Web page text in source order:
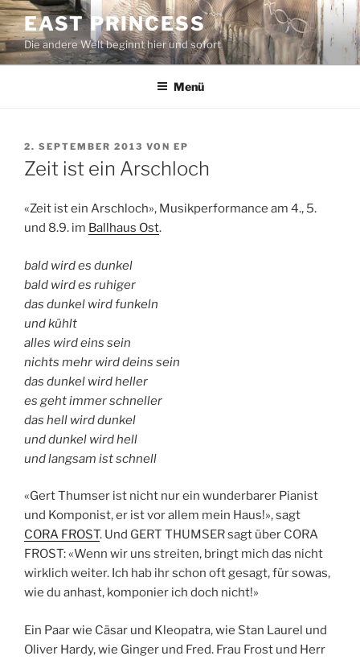
Zum
Inhalt
springen
EAST PRINCESS
Die andere Welt beginnt hier und sofort
Menü
VERÖFFENTLICHT
AM
2. SEPTEMBER 2013 VON EP
Zeit ist ein Arschloch
«Zeit ist ein Arschloch», Musikperformance am 4., 5.
und 8.9. im Ballhaus Ost.
bald wird es dunkel
bald wird es ruhiger
das dunkel wird funkeln
und kühlt
alles wird eins sein
nichts mehr wird deins sein
das dunkel wird heller
es geht immer schneller
das hell wird dunkel
und dunkel wird hell
und langsam ist schnell
«Gert Thumser ist nicht nur ein wunderbarer Pianist
und Komponist, er ist vor allem mein Haus!», sagt
CORA FROST. Und GERT THUMSER sagt über CORA
FROST: «Wenn wir uns streiten, bringt mich das nicht
wirklich weiter. Ich hab ihr schon oft gesagt, für sowas,
wie du anhast, komponier ich doch nicht!»
Ein Paar wie Cäsar und Kleopatra, wie Stan Laurel und
Oliver Hardy, wie Ginger und Fred. Frau Frost und Herr